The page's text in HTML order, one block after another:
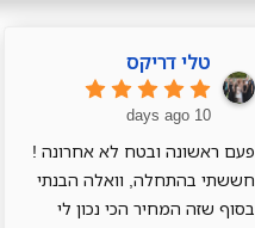
טלי דריקס
10 days ago
פעם ראשונה ובטח לא אחרונה !
חששתי בהתחלה, וואלה הבנתי
בסוף שזה המחיר הכי נכון לי